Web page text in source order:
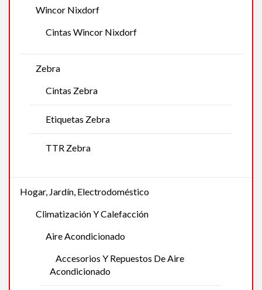
Wincor Nixdorf
Cintas Wincor Nixdorf
Zebra
Cintas Zebra
Etiquetas Zebra
TTR Zebra
Hogar, Jardín, Electrodoméstico
Climatización Y Calefacción
Aire Acondicionado
Accesorios Y Repuestos De Aire
Acondicionado